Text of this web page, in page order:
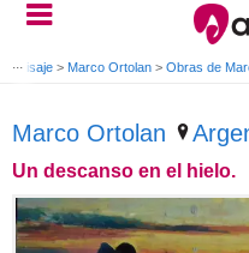
Paisaje > Marco Ortolan > Obras de
Marco Ortolan
Un descanso en el hielo.